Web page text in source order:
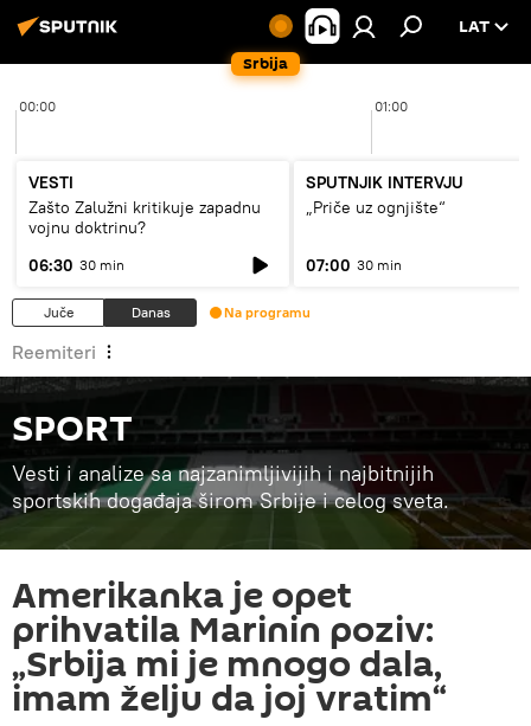
Srbija
LAT
00:00 01:00
VESTI
Zašto Zalužni kritikuje zapadnu
vojnu doktrinu?
06:30 30 min
SPUTNJIK INTERVJU
„Priče uz ognjište“
07:00 30 min
Juče Danas Na programu
Reemiteri
SPORT
Vesti i analize sa najzanimljivijih i najbitnijih
sportskih događaja širom Srbije i celog sveta.
Amerikanka je opet
prihvatila Marinin poziv:
„Srbija mi je mnogo dala,
imam želju da joj vratim“